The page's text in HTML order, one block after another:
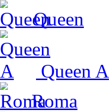
Queen
Queen A
Roma